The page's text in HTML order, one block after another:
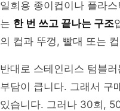
일회용 종이컵이나 플라
는 한 번 쓰고 끝나는 구조
의 컵과 뚜껑, 빨대 또는
반대로 스테인리스 텀블
부담이 큽니다. 그래서 구
있습니다. 그러나 30회,